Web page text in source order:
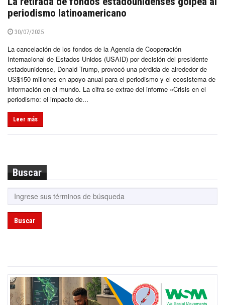
periodismo latinoamericano
30/07/2025
La cancelación de los fondos de la Agencia de Cooperación
Internacional de Estados Unidos (USAID) por decisión del presidente
estadounidense, Donald Trump, provocó una pérdida de alrededor de
US$150 millones en apoyo anual para el periodismo y el ecosistema de
información en el mundo. La cifra se extrae del informe «Crisis en el
periodismo: el impacto de...
Leer más
Buscar
Buscar